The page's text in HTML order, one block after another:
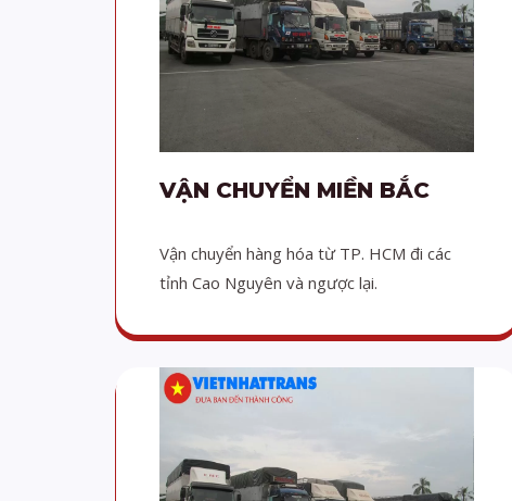
VẬN CHUYỂN MIỀN BẮC
Vận chuyển hàng hóa từ TP. HCM đi các
tỉnh Cao Nguyên và ngược lại.